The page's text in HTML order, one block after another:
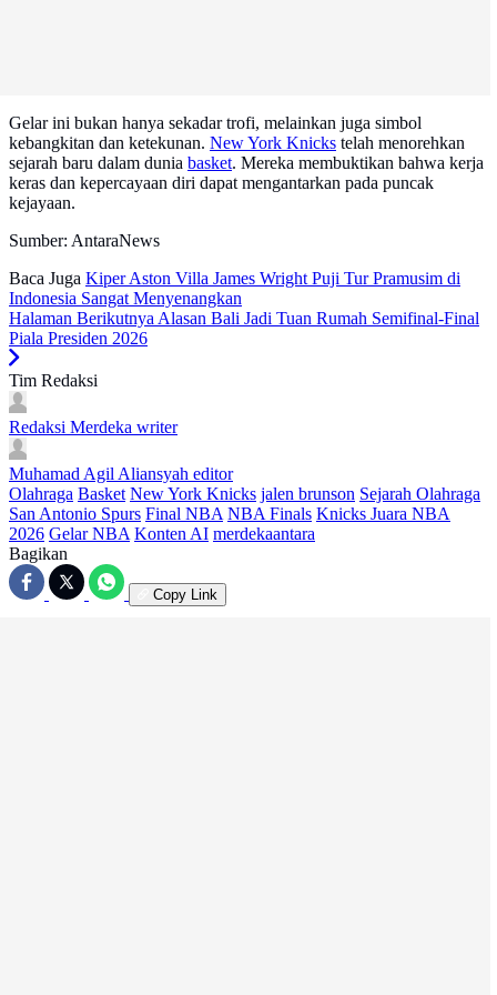
Gelar ini bukan hanya sekadar trofi, melainkan juga simbol
kebangkitan dan ketekunan. New York Knicks telah menorehkan
sejarah baru dalam dunia basket. Mereka membuktikan bahwa kerja
keras dan kepercayaan diri dapat mengantarkan pada puncak
kejayaan.
Sumber: AntaraNews
Baca Juga Kiper Aston Villa James Wright Puji Tur Pramusim di
Indonesia Sangat Menyenangkan
Halaman Berikutnya Alasan Bali Jadi Tuan Rumah Semifinal-Final
Piala Presiden 2026
Tim Redaksi
Redaksi Merdeka writer
Muhamad Agil Aliansyah editor
Olahraga Basket New York Knicks jalen brunson Sejarah Olahraga
San Antonio Spurs Final NBA NBA Finals Knicks Juara NBA
2026 Gelar NBA Konten AI merdekaantara
Bagikan
Copy Link